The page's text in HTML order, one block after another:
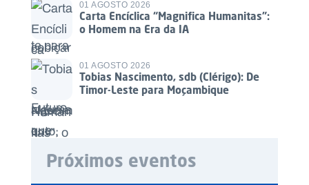
01 AGOSTO 2026
Carta Encíclica “Magnifica Humanitas”:
o Homem na Era da IA
01 AGOSTO 2026
Tobias Nascimento, sdb (Clérigo): De
Timor-Leste para Moçambique
Próximos eventos